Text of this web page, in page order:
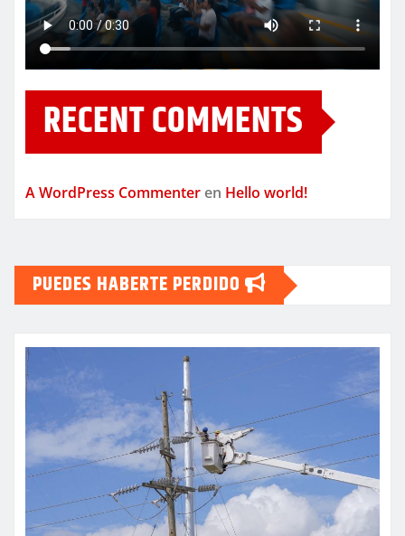
RECENT COMMENTS
A WordPress Commenter en Hello world!
PUEDES HABERTE PERDIDO